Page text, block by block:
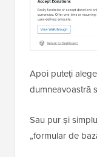
Apoi puteți
dumneavoastră
Sau pur și
„formular de